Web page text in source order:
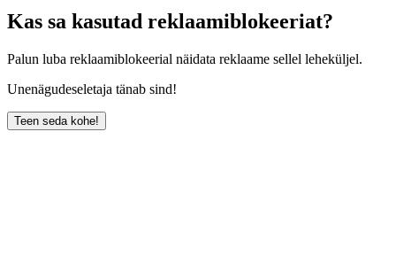
Kas sa kasutad reklaamiblokeeriat?
Palun luba reklaamiblokeerial näidata reklaame sellel leheküljel.
Unenägudeseletaja tänab sind!
Teen seda kohe!